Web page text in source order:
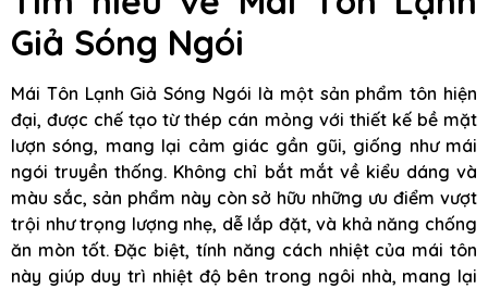
Giả Sóng Ngói
Mái Tôn Lạnh Giả Sóng Ngói là một sản phẩm tôn hiện
đại, được chế tạo từ thép cán mỏng với thiết kế bề mặt
lượn sóng, mang lại cảm giác gần gũi, giống như mái
ngói truyền thống. Không chỉ bắt mắt về kiểu dáng và
màu sắc, sản phẩm này còn sở hữu những ưu điểm vượt
trội như trọng lượng nhẹ, dễ lắp đặt, và khả năng chống
ăn mòn tốt. Đặc biệt, tính năng cách nhiệt của mái tôn
này giúp duy trì nhiệt độ bên trong ngôi nhà, mang lại